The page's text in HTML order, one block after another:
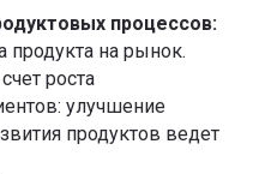
процессов:
на рынок.
роста
улучшение
продуктов ведет